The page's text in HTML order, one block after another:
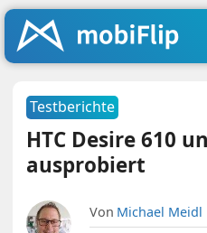
Testberichte
HTC Desire 610
ausprobiert
Von Michael Meidl